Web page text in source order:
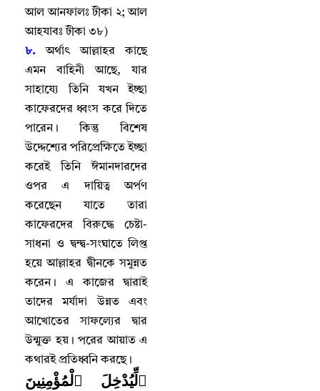
আল আনফালঃ টীকা ২;আল
আহযাবঃ টীকা ৩৮)
৮. অর্থাৎ আল্লাহর কাছে
এমন বাহিনী আছে,যার
সাহায্যে তিনি যখন ইচ্ছা
কাফেরদের ধ্বংস করে দিতে
পারেন । কিন্তু বিশেষ
উদ্দেশ্যের পরিপ্রেক্ষিতে ইচ্ছা
করেই তিনি ঈমানদারদের
ওপর এ দায়িত্ব অর্পণ
করেছেন যাতে তারা
কাফেরদের বিরুদ্ধে চেষ্টা-
সাধনা ও দ্বন্দ্ব-সংঘাতে লিপ্ত
হয়ে আল্লাহর দ্বীনকে সমুন্নত
করেন । এ কাজের দ্বারাই
তাদের মর্যাদা উন্নত এবং
আখোতের সাফল্যের দ্বার
উন্মুক্ত হয়। পরের আয়াত এ
কথারই প্রতিধ্বনি করছে।
﴿لِّيُدْخِلَ ٱلْمُؤْمِنِينَ